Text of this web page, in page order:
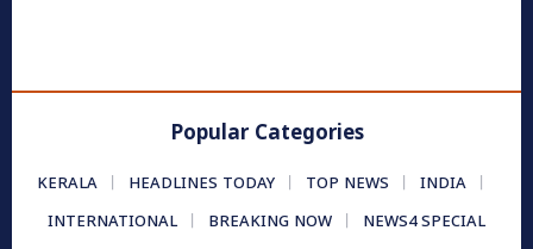
Popular Categories
KERALA HEADLINES TODAY TOP NEWS
INDIA
INTERNATIONAL
BREAKING NOW
NEWS4 SPECIAL